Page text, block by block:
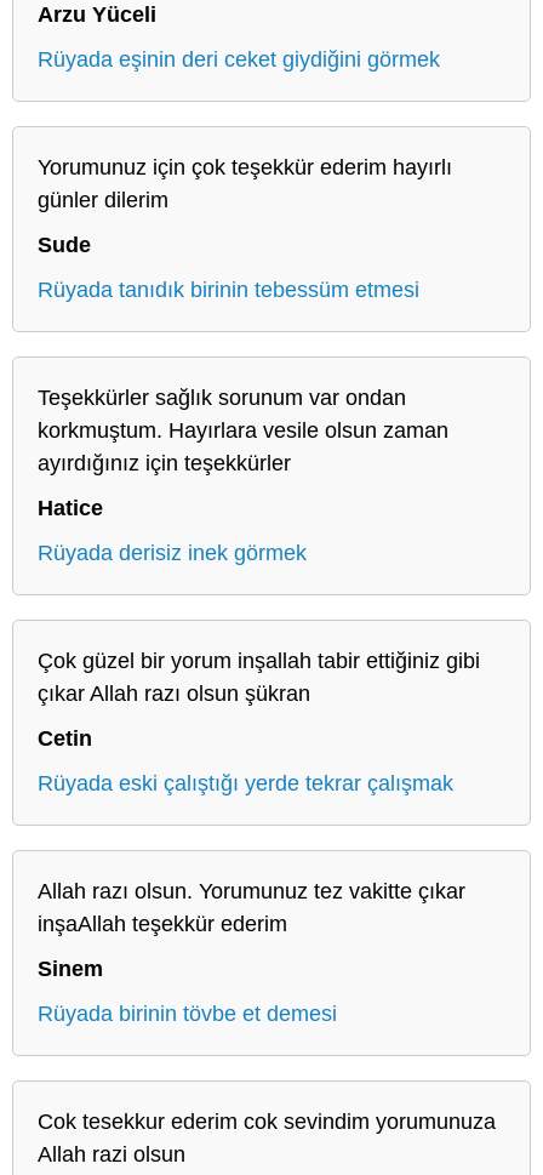
Arzu Yüceli
Rüyada eşinin deri ceket giydiğini görmek
Yorumunuz için çok teşekkür ederim hayırlı
günler dilerim
Sude
Rüyada tanıdık birinin tebessüm etmesi
Teşekkürler sağlık sorunum var ondan
korkmuştum. Hayırlara vesile olsun zaman
ayırdığınız için teşekkürler
Hatice
Rüyada derisiz inek görmek
Çok güzel bir yorum inşallah tabir ettiğiniz gibi
çıkar Allah razı olsun şükran
Cetin
Rüyada eski çalıştığı yerde tekrar çalışmak
Allah razı olsun. Yorumunuz tez vakitte çıkar
inşaAllah teşekkür ederim
Sinem
Rüyada birinin tövbe et demesi
Cok tesekkur ederim cok sevindim yorumunuza
Allah razi olsun